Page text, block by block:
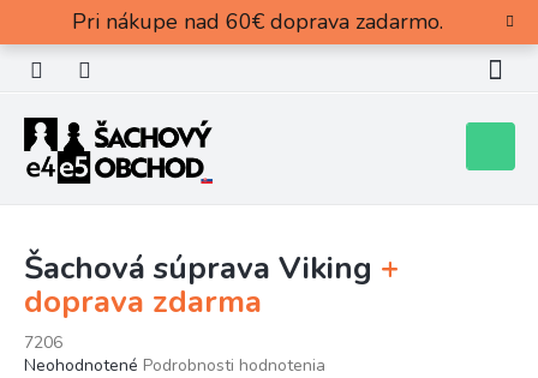
obsah
Pri nákupe nad 60€ doprava zadarmo.
košík
Šachová súprava Viking +
doprava zdarma
7206
Priemerné
Neohodnotené Podrobnosti hodnotenia